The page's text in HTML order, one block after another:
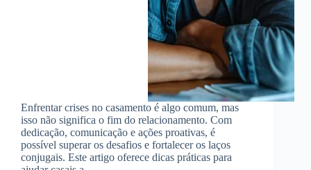
Enfrentar crises no casamento é algo comum, mas
isso não significa o fim do relacionamento. Com
dedicação, comunicação e ações proativas, é
possível superar os desafios e fortalecer os laços
conjugais. Este artigo oferece dicas práticas para